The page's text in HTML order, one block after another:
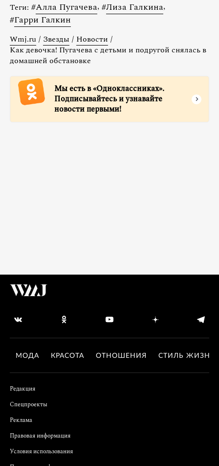
Теги: #Алла Пугачева, #Лиза Галкина,
#Гарри Галкин
Wmj.ru / Звезды / Новости /
Как девочка! Пугачева с детьми и подругой снялась в
домашней обстановке
Мы есть в «Одноклассниках».
Подписывайтесь и узнавайте
новости первыми!
МОДА КРАСОТА ОТНОШЕНИЯ СТИЛЬ ЖИЗНИ
Редакция
Спецпроекты
Реклама
Правовая информация
Условия использования